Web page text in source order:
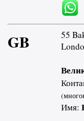
GB
55
Имя: